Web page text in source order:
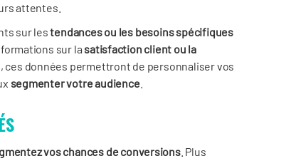
attentes.
sur lestendances ou les besoins spécifiques
sur la satisfaction client ou la
ces données permettront de personnaliser vos
segmenter votre audience.
vos chances de conversions. Plus